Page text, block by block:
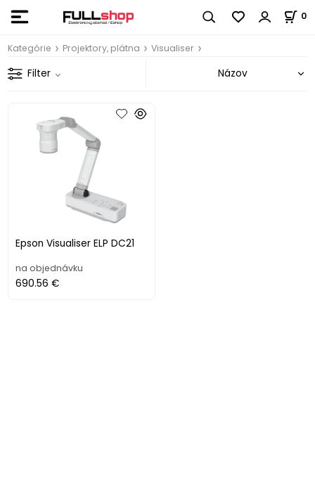
0
Kategórie Projektory, plátna Visualiser
Filter
Epson Visualiser ELP DC21
na objednávku
690.56 €